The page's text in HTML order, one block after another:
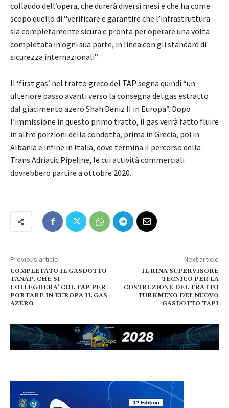
collaudo dell’opera, che durerà diversi mesi e che ha come
scopo quello di “verificare e garantire che l’infrastruttura
sia completamente sicura e pronta per operare una volta
completata in ogni sua parte, in linea con gli standard di
sicurezza internazionali”.
Il ‘first gas’ nel tratto greco del TAP segna quindi “un
ulteriore passo avanti verso la consegna del gas estratto
dal giacimento azero Shah Deniz II in Europa”. Dopo
l’immissione in questo primo tratto, il gas verrà fatto fluire
in altre porzioni della condotta, prima in Grecia, poi in
Albania e infine in Italia, dove termina il percorso della
Trans Adriatic Pipeline, le cui attività commerciali
dovrebbero partire a ottobre 2020.
Previous article
COMPLETATO IL GASDOTTO
TANAP, CHE SI
COLLEGHERA’ COL TAP PER
PORTARE IN EUROPA IL GAS
AZERO
Next article
IL RINA SUPERVISORE
TECNICO PER LA
COSTRUZIONE DEL TRATTO
TURKMENO DEL NUOVO
GASDOTTO TAPI